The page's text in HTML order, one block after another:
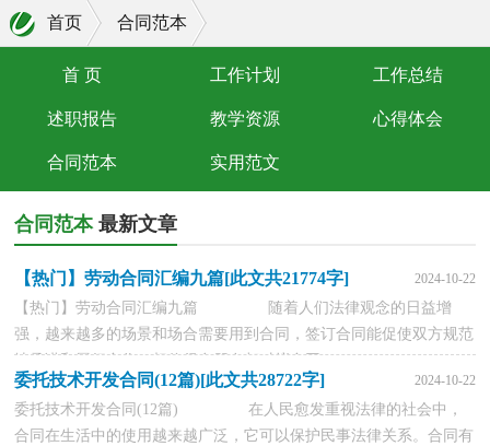
首页 合同范本
首 页 工作计划 工作总结
述职报告 教学资源 心得体会
合同范本 实用范文
合同范本 最新文章
【热门】劳动合同汇编九篇[此文共21774字] 2024-10-22
【热门】劳动合同汇编九篇 随着人们法律观念的日益增
强，越来越多的场景和场合需要用到合同，签订合同能促使双方规范
地承诺和履行合作。相信很多朋友都对拟合同...
委托技术开发合同(12篇)[此文共28722字] 2024-10-22
委托技术开发合同(12篇) 在人民愈发重视法律的社会中，
合同在生活中的使用越来越广泛，它可以保护民事法律关系。合同有